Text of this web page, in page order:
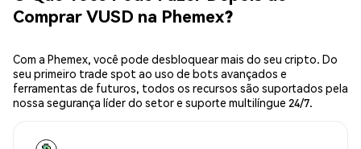
Comprar VUSD na Phemex?
Com a Phemex, você pode desbloquear mais do seu cripto. Do
seu primeiro trade spot ao uso de bots avançados e
ferramentas de futuros, todos os recursos são suportados pela
nossa segurança líder do setor e suporte multilíngue 24/7.